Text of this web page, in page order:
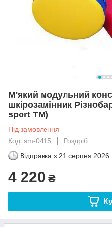
М'який модульний
шкірозамінник
sport ТМ)
Під замовлення
Код: sm-0415
Роздріб
Відправка з 21 серпня 2026
4 220 ₴